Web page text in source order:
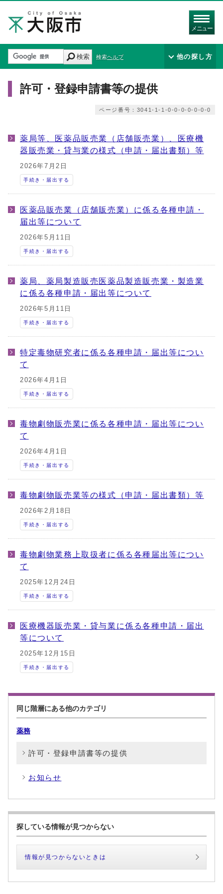
メニュー
検索 検索ヘルプ 他の探し方
許可・登録申請書等の提供
ページ番号：3041-1-1-0-0-0-0-0-0-0
薬局等、医薬品販売業（店舗販売業）、医療機
器販売業・貸与業の様式（申請・届出書類）等
2026年7月2日
手続き・届出する
医薬品販売業（店舗販売業）に係る各種申請・
届出等について
2026年5月11日
手続き・届出する
薬局、薬局製造販売医薬品製造販売業・製造業
に係る各種申請・届出等について
2026年5月11日
手続き・届出する
特定毒物研究者に係る各種申請・届出等につい
て
2026年4月1日
手続き・届出する
毒物劇物販売業に係る各種申請・届出等につい
て
2026年4月1日
手続き・届出する
毒物劇物販売業等の様式（申請・届出書類）等
2026年2月18日
手続き・届出する
毒物劇物業務上取扱者に係る各種届出等につい
て
2025年12月24日
手続き・届出する
医療機器販売業・貸与業に係る各種申請・届出
等について
2025年12月15日
手続き・届出する
同じ階層にある他のカテゴリ
薬務
許可・登録申請書等の提供
お知らせ
探している情報が見つからない
情報が見つからないときは